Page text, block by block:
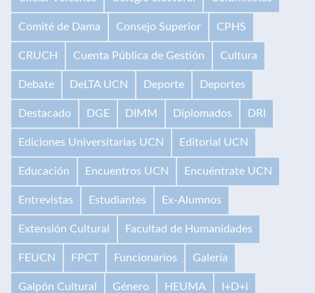
Comité de Dama Consejo Superior CPHS
CRUCH Cuenta Pública de Gestión Cultura
Debate DeLTA UCN Deporte Deportes
Destacado DGE DIMM Diplomados DRI
Ediciones Universitarias UCN Editorial UCN
Educación Encuentros UCN Encuéntrate UCN
Entrevistas Estudiantes Ex-Alumnos
Extensión Cultural Facultad de Humanidades
FEUCN FPCT Funcionarios Galería
Galpón Cultural Género HEUMA I+D+i